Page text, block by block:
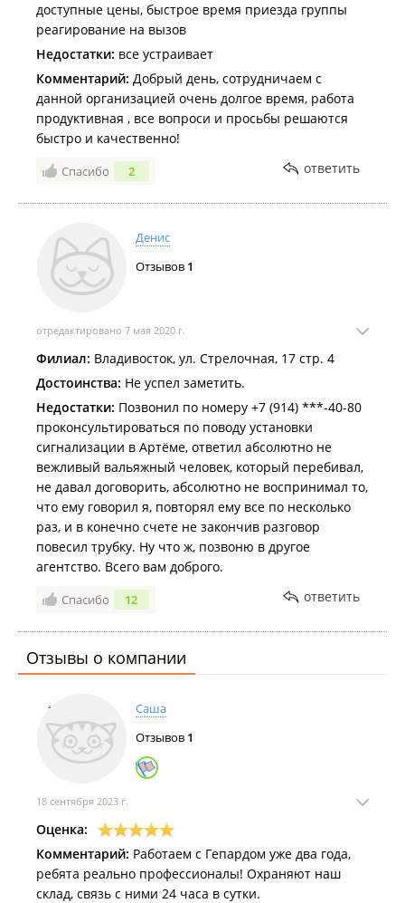
доступные цены, быстрое время приезда группы
реагирование на вызов
Недостатки: все устраивает
Комментарий: Добрый день, сотрудничаем с
данной организацией очень долгое время, работа
продуктивная , все вопроси и просьбы решаются
быстро и качественно!
Спасибо 2 ответить
Денис
Отзывов 1
отредактировано 7 мая 2020 г.
Филиал: Владивосток, ул. Стрелочная, 17 стр. 4
Достоинства: Не успел заметить.
Недостатки: Позвонил по номеру ‭+7 (914) ***-40-80‬
проконсультироваться по поводу установки
сигнализации в Артёме, ответил абсолютно не
вежливый вальяжный человек, который перебивал,
не давал договорить, абсолютно не воспринимал то,
что ему говорил я, повторял ему все по несколько
раз, и в конечно счете не закончив разговор
повесил трубку. Ну что ж, позвоню в другое
агентство. Всего вам доброго.
Спасибо 12 ответить
Отзывы о компании
Саша
Отзывов 1
18 сентября 2023 г.
Оценка:
Комментарий: Работаем с Гепардом уже два года,
ребята реально профессионалы! Охраняют наш
склад, связь с ними 24 часа в сутки.